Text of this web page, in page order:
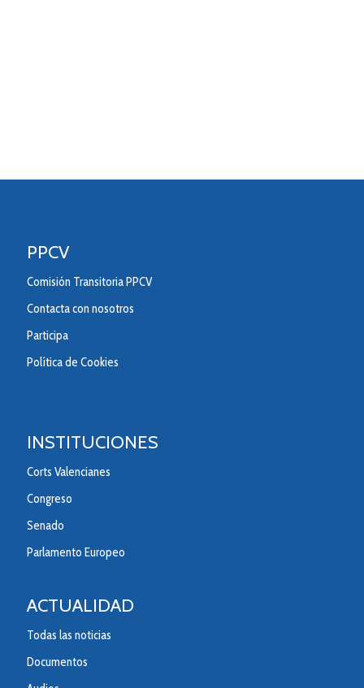
PPCV
Comisión Transitoria PPCV
Contacta con nosotros
Participa
Política de Cookies
INSTITUCIONES
Corts Valencianes
Congreso
Senado
Parlamento Europeo
ACTUALIDAD
Todas las noticias
Documentos